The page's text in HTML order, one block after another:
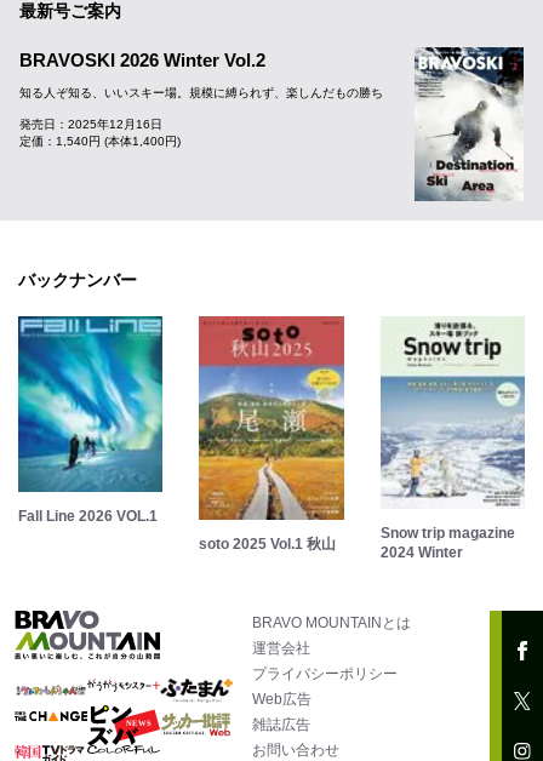
最新号ご案内
BRAVOSKI 2026 Winter Vol.2
知る人ぞ知る、いいスキー場。規模に縛られず、楽しんだもの勝ち
発売日：2025年12月16日
定価：1,540円 (本体1,400円)
バックナンバー
Fall Line 2026 VOL.1
soto 2025 Vol.1 秋山
Snow trip magazine
2024 Winter
BRAVO MOUNTAINとは
運営会社
プライバシーポリシー
Web広告
雑誌広告
お問い合わせ